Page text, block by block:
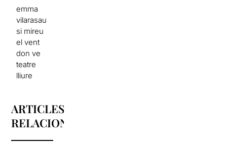
emma
vilarasau
si mireu
el vent
don ve
teatre
lliure
ARTICLES
RELACIONATS